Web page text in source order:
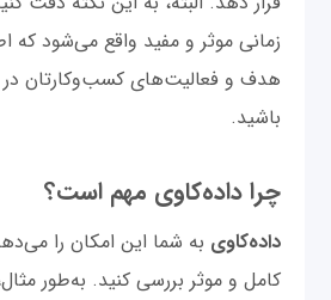
زمانی موثر و مفید واقع می‌شود که
هدف و فعالیت‌های کسب‌وکار‌تان در
باشید.
چرا داده‌کاوی مهم است؟
داده‌کاوی به شما این امکان را
کامل و موثر بررسی کنید. به‌طور